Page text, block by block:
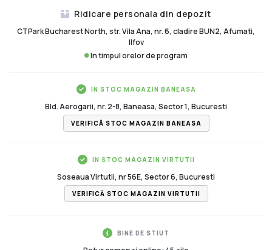
Ridicare personala din depozit
CTPark Bucharest North, str. Vila Ana, nr. 6, cladire BUN2, Afumati,
Ilfov
In timpul orelor de program
IN STOC MAGAZIN BANEASA
Bld. Aerogarii, nr. 2-8, Baneasa, Sector 1, Bucuresti
VERIFICĂ STOC MAGAZIN BANEASA
IN STOC MAGAZIN VIRTUTII
Soseaua Virtutii, nr 56E, Sector 6, Bucuresti
VERIFICĂ STOC MAGAZIN VIRTUTII
BINE DE STIUT